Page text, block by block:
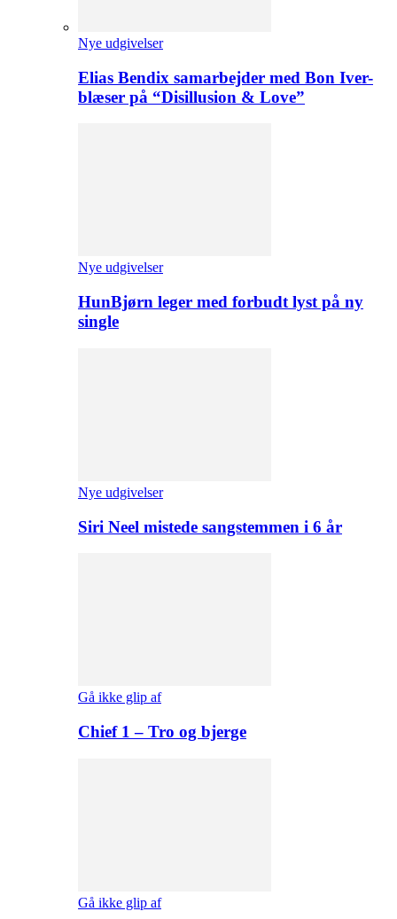
Nye udgivelser
Elias Bendix samarbejder med Bon Iver-
blæser på “Disillusion & Love”
Nye udgivelser
HunBjørn leger med forbudt lyst på ny
single
Nye udgivelser
Siri Neel mistede sangstemmen i 6 år
Gå ikke glip af
Chief 1 – Tro og bjerge
Gå ikke glip af